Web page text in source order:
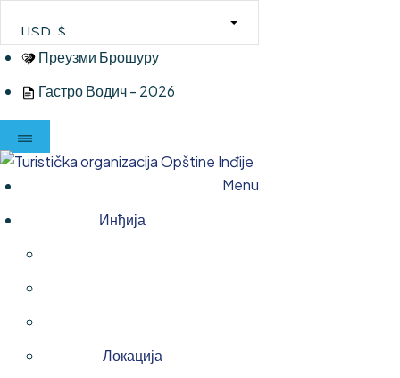
contentПреузми Брошуру
Гастро Водич - 2026
Инђија
Локација
Menu